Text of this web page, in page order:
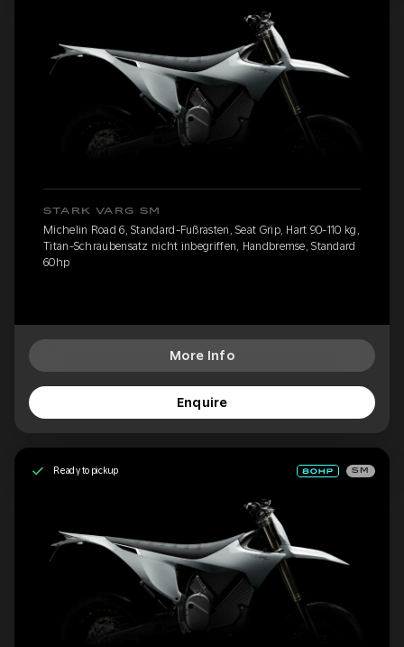
STARK VARG SM
Michelin Road 6, Standard-Fußrasten, Seat Grip, Hart 90-110 kg,
Titan-Schraubensatz nicht inbegriffen, Handbremse, Standard
60hp
More Info
Enquire
Ready to pickup SM